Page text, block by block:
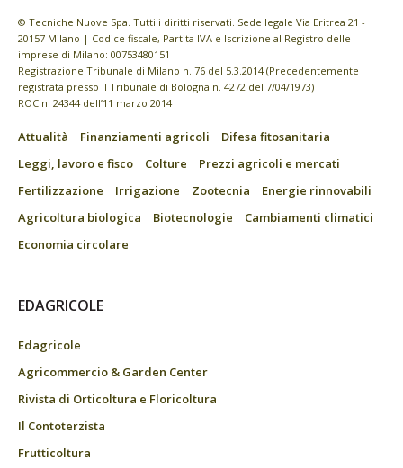
© Tecniche Nuove Spa. Tutti i diritti riservati. Sede legale Via Eritrea 21 -
20157 Milano | Codice fiscale, Partita IVA e Iscrizione al Registro delle
imprese di Milano: 00753480151
Registrazione Tribunale di Milano n. 76 del 5.3.2014 (Precedentemente
registrata presso il Tribunale di Bologna n. 4272 del 7/04/1973)
ROC n. 24344 dell’11 marzo 2014
Attualità Finanziamenti agricoli
Difesa fitosanitaria
Leggi, lavoro e fisco
Colture
Prezzi agricoli e mercati
Fertilizzazione
Irrigazione Zootecnia
Energie rinnovabili
Agricoltura biologica
Biotecnologie
Cambiamenti climatici
Economia circolare
EDAGRICOLE
Edagricole
Agricommercio & Garden Center
Rivista di Orticoltura e Floricoltura
Il Contoterzista
Frutticoltura